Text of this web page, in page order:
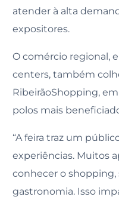
atender à alta
expositores.
O comércio regional,
centers, também
RibeirãoShopping,
polos mais
“A feira traz um
experiências. Muitos
conhecer o shopping,
gastronomia. Isso